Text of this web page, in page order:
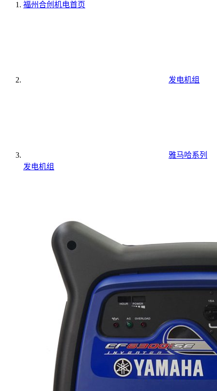
福州合创机电首页
发电机组
雅马哈系列
发电机组